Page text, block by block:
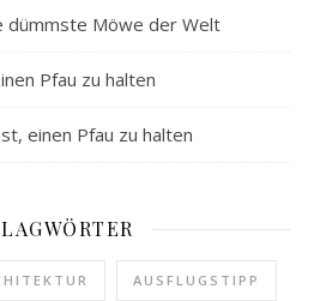
dümmste Möwe der Welt
Pfau zu halten
einen Pfau zu halten
AUSFLUGSTIPP